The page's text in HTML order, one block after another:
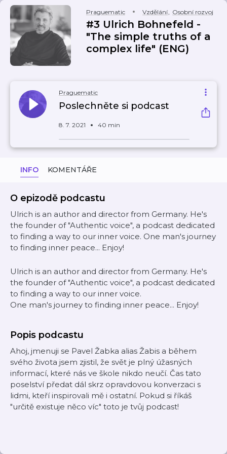
Praguematic Vzdělání, Osobní rozvoj
#3 Ulrich Bohnefeld -
"The simple truths of a
complex life" (ENG)
Praguematic
Poslechněte si podcast
8. 7. 2021 40 min
INFO KOMENTÁŘE
O epizodě podcastu
Ulrich is an author and director from Germany. He's
the founder of "Authentic voice", a podcast dedicated
to finding a way to our inner voice. One man's journey
to finding inner peace... Enjoy!
Ulrich is an author and director from Germany. He's
the founder of "Authentic voice", a podcast dedicated
to finding a way to our inner voice.
One man's journey to finding inner peace... Enjoy!
Popis podcastu
Ahoj, jmenuji se Pavel Žabka alias Žabis a během
svého života jsem zjistil, že svět je plný úžasných
informací, které nás ve škole nikdo neučí. Čas tato
poselství předat dál skrz opravdovou konverzaci s
lidmi, kteří inspirovali mě i ostatní. Pokud si říkáš
"určitě existuje něco víc" toto je tvůj podcast!